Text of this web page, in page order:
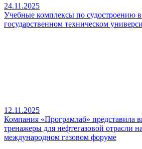
24.11.2025
Учебные комплексы по судостроению
государственном техническом
12.11.2025
Компания «Програмлаб» представила
тренажеры для нефтегазовой отрасли
международном газовом форуме